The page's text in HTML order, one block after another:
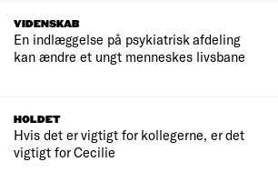
VIDENSKAB
En indlæggelse på psykiatrisk afdeling
kan ændre et ungt menneskes livsbane
HOLDET
Hvis det er vigtigt for kollegerne, er det
vigtigt for Cecilie